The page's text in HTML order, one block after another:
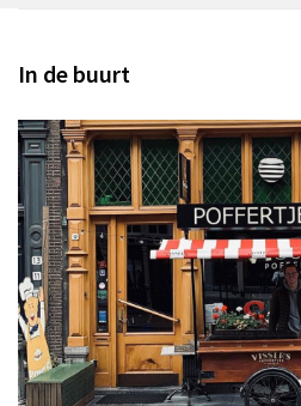
In de buurt